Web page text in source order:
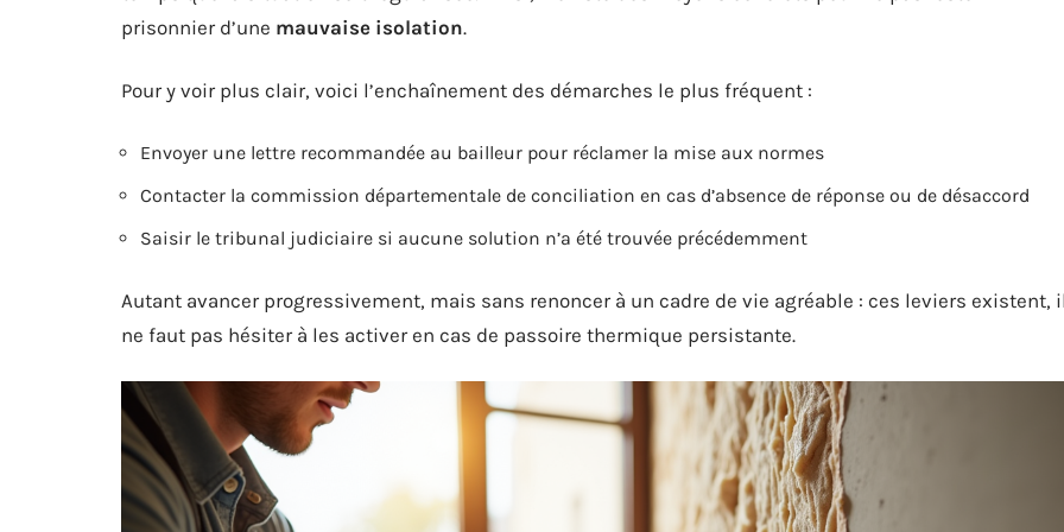
prisonnier d’une mauvaise isolation.
Pour y voir plus clair, voici l’enchaînement des démarches le plus fréquent :
Envoyer une lettre recommandée au bailleur pour réclamer la mise aux normes
Contacter la commission départementale de conciliation en cas d’absence de réponse ou de désaccord
Saisir le tribunal judiciaire si aucune solution n’a été trouvée précédemment
Autant avancer progressivement, mais sans renoncer à un cadre de vie agréable : ces leviers existent,
ne faut pas hésiter à les activer en cas de passoire thermique persistante.